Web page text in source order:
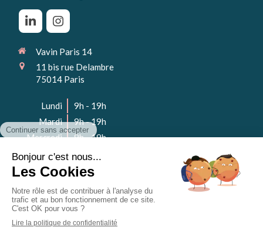
Vavin Paris 14
11 bis rue Delambre
75014 Paris
Lundi
9h - 19h
Mardi
9h - 19h
Mercredi
9h - 19h
Jeudi
9h - 19h
Vendredi
9h - 19h
Dimanche
Fermé